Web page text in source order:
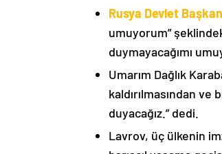
Rusya Devlet
umuyorum”
duymayacağımı
Umarım Dağlık
kaldırılmasından
duyacağız.” dedi.
Lavrov, üç ülkenin